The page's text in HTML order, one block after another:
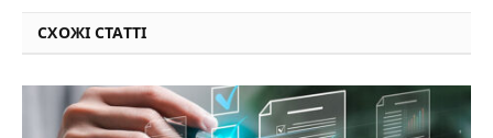
СХОЖІ СТАТТІ